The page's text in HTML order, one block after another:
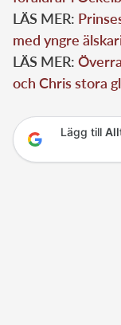
LÄS MER:
med yngre
LÄS MER:
och Chris stora
Lägg till